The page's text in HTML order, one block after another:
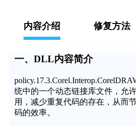
内容介绍 修复方法
一、DLL内容简介
统中的一个动态链接库文件，允
用，减少重复代码的存在，从而
码的效率。